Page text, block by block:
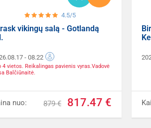
4.5/5
vikingų salą - Gotlandą
- 08.22
4 vietos. Reikalingas pavienis vyras.Vadovė
Balčiūnaitė.
nuo: 879 € 817.47 €